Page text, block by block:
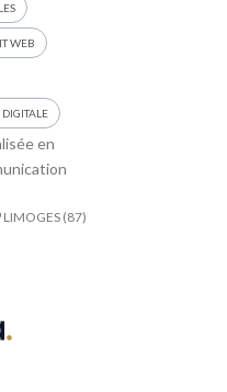
WEB
DIGITALE
en
LIMOGES (87)